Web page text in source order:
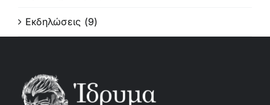
Εκδηλώσεις (9)